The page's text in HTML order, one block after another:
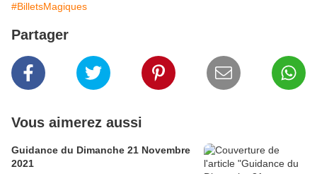
#BilletsMagiques
Partager
Vous aimerez aussi
Guidance du Dimanche 21 Novembre
2021